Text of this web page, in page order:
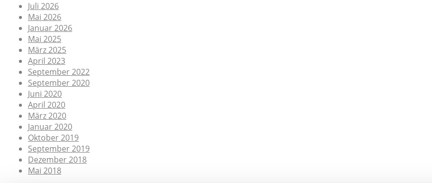
Juli 2026
Mai 2026
Januar 2026
Mai 2025
März 2025
April 2023
September 2022
September 2020
Juni 2020
April 2020
März 2020
Januar 2020
Oktober 2019
September 2019
Dezember 2018
Mai 2018